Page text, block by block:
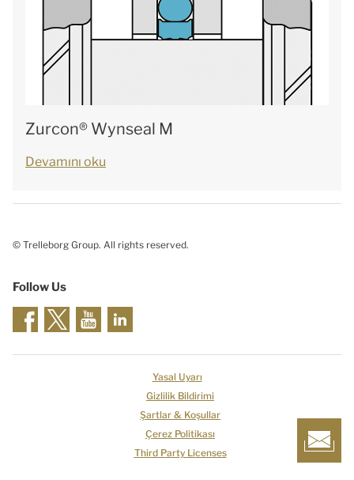
Zurcon® Wynseal M
Devamını oku
© Trelleborg Group. All rights reserved.
Follow Us
Yasal Uyarı
Gizlilik Bildirimi
Şartlar & Koşullar
Çerez Politikası
Third Party Licenses